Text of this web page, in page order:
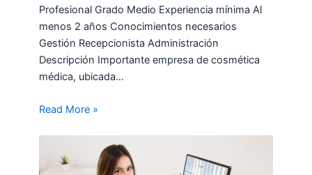
Profesional Grado Medio Experiencia mínima Al
menos 2 años Conocimientos necesarios
Gestión Recepcionista Administración
Descripción Importante empresa de cosmética
médica, ubicada…
Read More »